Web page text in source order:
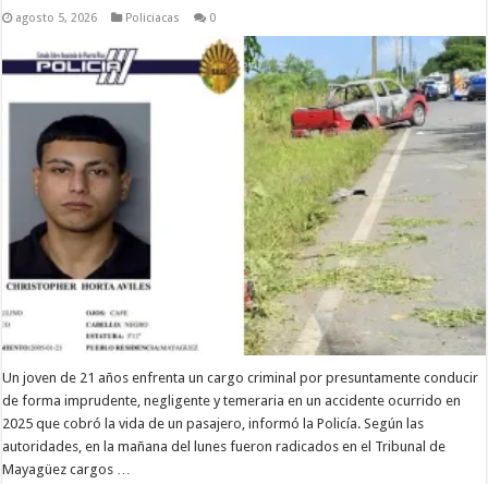
agosto 5, 2026 Policiacas 0
Un joven de 21 años enfrenta un cargo criminal por presuntamente conducir
de forma imprudente, negligente y temeraria en un accidente ocurrido en
2025 que cobró la vida de un pasajero, informó la Policía. Según las
autoridades, en la mañana del lunes fueron radicados en el Tribunal de
Mayagüez cargos …